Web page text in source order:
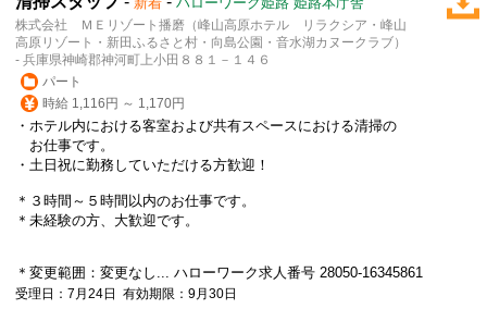
株式会社 ＭＥリゾート播磨（峰山高原ホテル リラクシア・峰山
高原リゾート・新田ふるさと村・向島公園・音水湖カヌークラブ）
- 兵庫県神崎郡神河町上小田８８１－１４６
パート
時給 1,116円 ～ 1,170円
・ホテル内における客室および共有スペースにおける清掃の
お仕事です。
・土日祝に勤務していただける方歓迎！
＊３時間～５時間以内のお仕事です。
＊未経験の方、大歓迎です。
＊変更範囲：変更なし... ハローワーク求人番号 28050-16345861
受理日：7月24日 有効期限：9月30日